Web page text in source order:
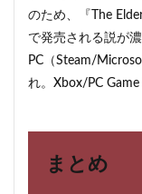
のため、『The
で発売される説が
PC（Steam/
れ。Xbox/PC Game
まとめ